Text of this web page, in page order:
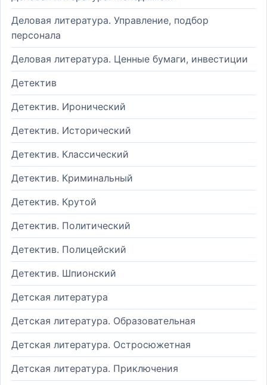
Деловая литература. Управление, подбор
персонала
Деловая литература. Ценные бумаги, инвестиции
Детектив
Детектив. Иронический
Детектив. Исторический
Детектив. Классический
Детектив. Криминальный
Детектив. Крутой
Детектив. Политический
Детектив. Полицейский
Детектив. Шпионский
Детская литература
Детская литература. Образовательная
Детская литература. Остросюжетная
Детская литература. Приключения